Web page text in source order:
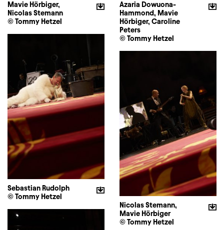
Mavie Hörbiger,
Nicolas Stemann
© Tommy Hetzel
Azaria Dowuona-
Hammond, Mavie
Hörbiger, Caroline
Peters
© Tommy Hetzel
Sebastian Rudolph
© Tommy Hetzel
Nicolas Stemann,
Mavie Hörbiger
© Tommy Hetzel